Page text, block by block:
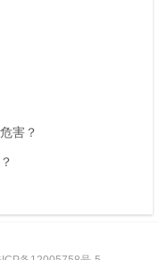
害？